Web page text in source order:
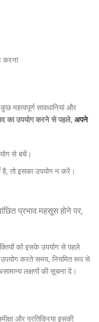
करना
महत्वपूर्ण सावधानियां और
का उपयोग करने से पहले, अपने
से बचें।
है, तो इसका उपयोग न करें।
प्रभाव महसूस होने पर,
को इसके उपयोग से पहले
उपयोग करते समय, नियमित रूप से
लक्षणों की सूचना दें।
और प्रतिक्रिया इसकी